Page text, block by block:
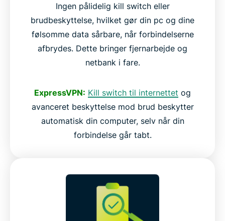
Ingen pålidelig kill switch eller
brudbeskyttelse, hvilket gør din pc og dine
følsomme data sårbare, når forbindelserne
afbrydes. Dette bringer fjernarbejde og
netbank i fare.
ExpressVPN: Kill switch til internettet og
avanceret beskyttelse mod brud beskytter
automatisk din computer, selv når din
forbindelse går tabt.